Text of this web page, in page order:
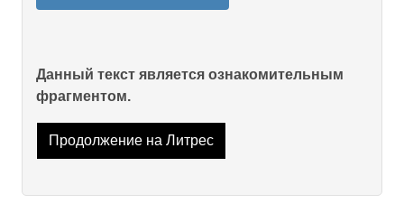
Данный текст является ознакомительным
фрагментом.
Продолжение на Литрес